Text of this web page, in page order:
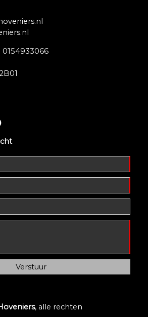
0154933066
, alle rechten